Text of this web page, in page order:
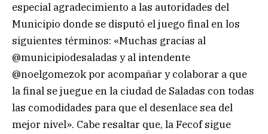
especial agradecimiento a las autoridades del
Municipio donde se disputó el juego final en los
siguientes términos: «Muchas gracias al
@municipiodesaladas y al intendente
@noelgomezok por acompañar y colaborar a que
la final se juegue en la ciudad de Saladas con todas
las comodidades para que el desenlace sea del
mejor nivel». Cabe resaltar que, la Fecof sigue